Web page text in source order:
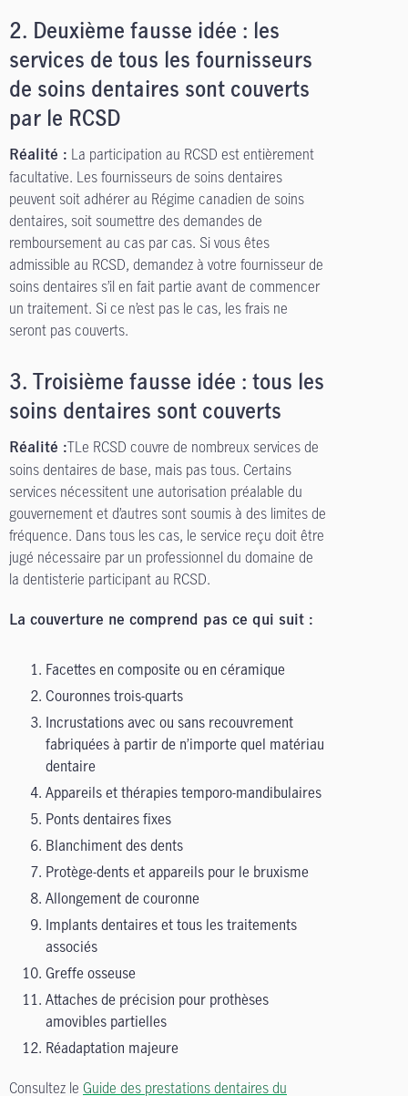
2. Deuxième fausse idée : les
services de tous les fournisseurs
de soins dentaires sont couverts
par le RCSD
Réalité : La participation au RCSD est entièrement
facultative. Les fournisseurs de soins dentaires
peuvent soit adhérer au Régime canadien de soins
dentaires, soit soumettre des demandes de
remboursement au cas par cas. Si vous êtes
admissible au RCSD, demandez à votre fournisseur de
soins dentaires s’il en fait partie avant de commencer
un traitement. Si ce n’est pas le cas, les frais ne
seront pas couverts.
3.
Troisième fausse idée : tous les
soins dentaires sont couverts
Réalité :TLe RCSD couvre de nombreux services de
soins dentaires de base, mais pas tous. Certains
services nécessitent une autorisation préalable du
gouvernement et d’autres sont soumis à des limites de
fréquence. Dans tous les cas, le service reçu doit être
jugé nécessaire par un professionnel du domaine de
la dentisterie participant au RCSD.
La couverture ne comprend pas ce qui suit :
Facettes en composite ou en céramique
Couronnes trois-quarts
Incrustations avec ou sans recouvrement
fabriquées à partir de n’importe quel matériau
dentaire
Appareils et thérapies temporo-mandibulaires
Ponts dentaires fixes
Blanchiment des dents
Protège-dents et appareils pour le bruxisme
Allongement de couronne
Implants dentaires et tous les traitements
associés
Greffe osseuse
Attaches de précision pour prothèses
amovibles partielles
Réadaptation majeure
Consultez le Guide des prestations dentaires du